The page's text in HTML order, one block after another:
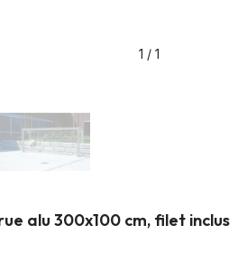
1 / 1
alu 300x100 cm, filet inclus